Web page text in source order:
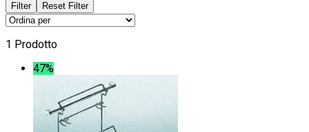
Filter Reset Filter
1 Prodotto
47%